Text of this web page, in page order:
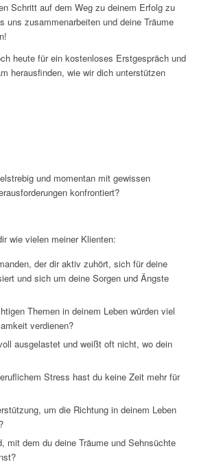
Schritt auf dem Weg zu deinem Erfolg zu
uns zusammenarbeiten und deine Träume
heute für ein kostenloses Erstgespräch und
herausfinden, wie wir dich unterstützen
und momentan mit gewissen
konfrontiert?
wie vielen meiner Klienten:
der dir aktiv zuhört, sich für deine
und sich um deine Sorgen und Ängste
Themen in deinem Leben würden viel
verdienen?
ausgelastet und weißt oft nicht, wo dein
Stress hast du keine Zeit mehr für
um die Richtung in deinem Leben
mit dem du deine Träume und Sehnsüchte